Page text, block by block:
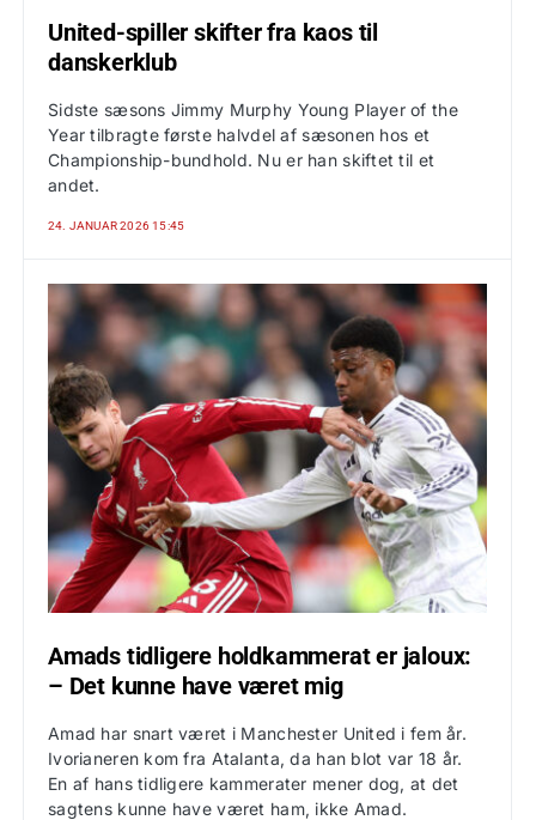
United-spiller skifter fra kaos til
danskerklub
Sidste sæsons Jimmy Murphy Young Player of the
Year tilbragte første halvdel af sæsonen hos et
Championship-bundhold. Nu er han skiftet til et
andet.
24. JANUAR 2026 15:45
Amads tidligere holdkammerat er jaloux:
– Det kunne have været mig
Amad har snart været i Manchester United i fem år.
Ivorianeren kom fra Atalanta, da han blot var 18 år.
En af hans tidligere kammerater mener dog, at det
sagtens kunne have været ham, ikke Amad.